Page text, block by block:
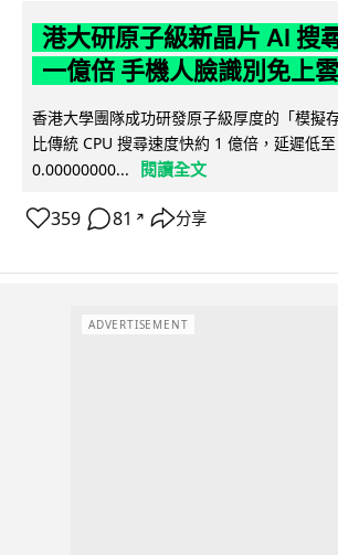
港大研原子級新晶片 AI 搜
一億倍 手機人臉識別免上
香港大學團隊成功研發原子級厚度的「模擬
比傳統 CPU 搜尋速度快約 1 億倍，延遲低
0.00000000...
閱讀全文
359 81 ↗ 分享
ADVERTISEMENT